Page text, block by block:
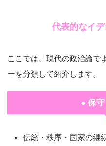
代表的なイ
ここでは、現代の政治論で
ーを分類して紹介します。
● 保守
伝統・秩序・国家の継